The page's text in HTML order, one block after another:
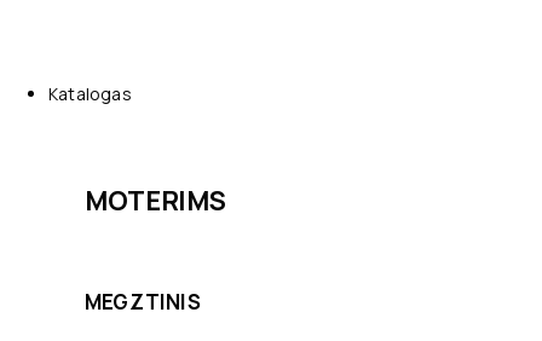
Katalogas
MOTERIMS
MEGZTINIS